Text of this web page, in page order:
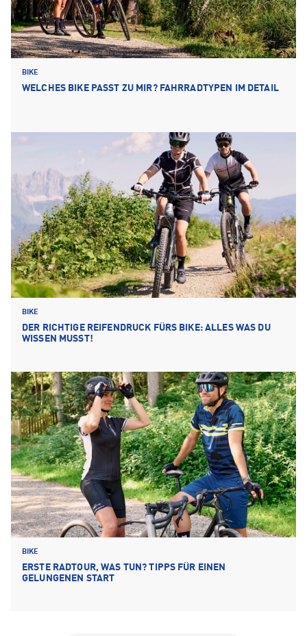
BIKE
WELCHES BIKE PASST ZU MIR? FAHRRADTYPEN IM DETAIL
BIKE
DER RICHTIGE REIFENDRUCK FÜRS BIKE: ALLES WAS DU
WISSEN MUSST!
BIKE
ERSTE RADTOUR, WAS TUN? TIPPS FÜR EINEN
GELUNGENEN START